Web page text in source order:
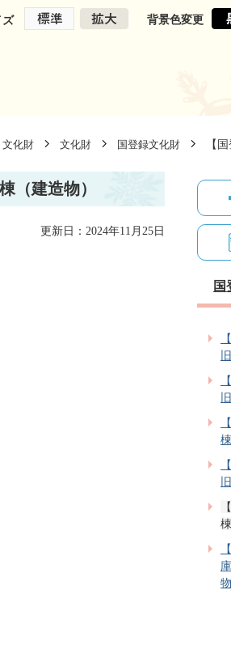
ズ 背景色変更
文化財 文化財 国登録文化財 【
（建造物）
更新日：2024年11月25日
国
物